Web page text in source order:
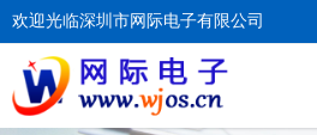
欢迎光临深圳市网际电子有限公司